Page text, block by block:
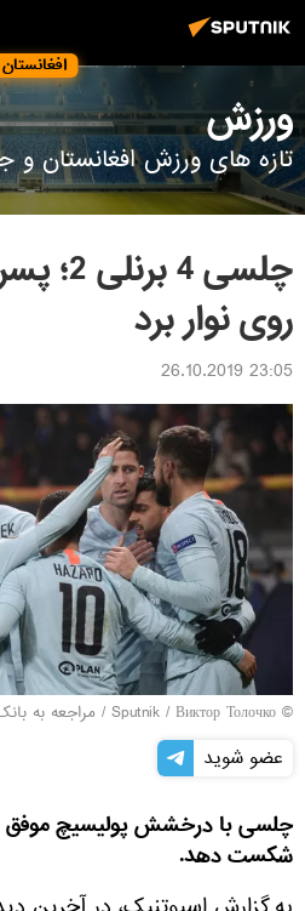
افغانستان
ورزش
تازه های ورزش افغانستان و
چلسی 4
روی نوار برد
23:05 26.10.2019
© Sputnik / Виктор Толочко
/ مراجعه به
عضو شوید
چلسی با درخشش پولیسیچ موفق
شکست دهد.